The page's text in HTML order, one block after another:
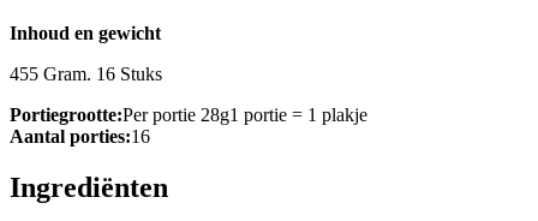
Inhoud en gewicht
455 Gram. 16 Stuks
Portiegrootte:Per portie 28g1 portie = 1 plakje
Aantal porties:16
Ingrediënten